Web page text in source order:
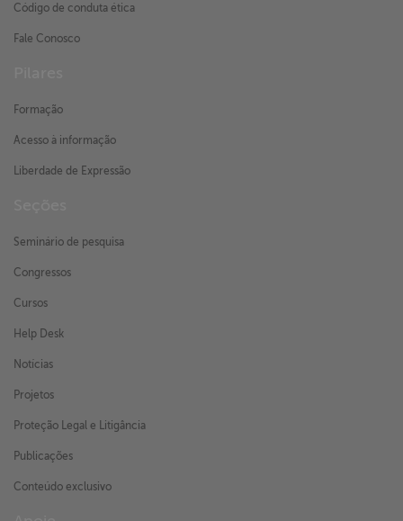
Código de conduta ética
Fale Conosco
Formação
Acesso à informação
Liberdade de Expressão
Seminário de pesquisa
Congressos
Cursos
Help Desk
Notícias
Projetos
Proteção Legal e Litigância
Publicações
Conteúdo exclusivo